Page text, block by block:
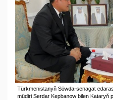
Türkmenistanyň Söwda-senagat
müdiri Serdar Kepbanow bilen Kataryň